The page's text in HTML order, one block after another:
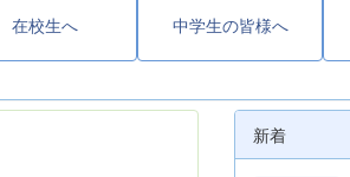
在校生へ 中学生の皆様へ
新着